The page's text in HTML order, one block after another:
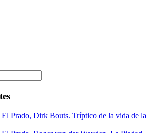
El Prado, Dirk Bouts. Tríptico de la vida de la